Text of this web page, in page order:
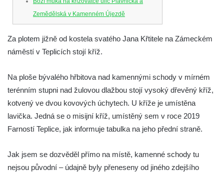
Zemědělská v Kamenném Újezdě
v Kamenném Újezdě
Kříž na křižovatce ulic 5. května a Dělnická
Kříž v Dělnické ulici v Kamenném Újezdě
Boží muka na křižovatce ulic Latrán a K
Malší ve Velešíně
Centrální kříž hřbitova ve Velešíně
Kříž u brány na hřbitov ve Velešíně
Za plotem jižně od kostela svatého Jana Křtitele na Zámeckém
náměstí v Teplicích stojí kříž.
Na ploše bývalého hřbitova nad kamennými schody v mírném
terénním stupni nad žulovou dlažbou stojí vysoký dřevěný kříž,
kotvený ve dvou kovových úchytech. U kříže je umístěna
lavička. Jedná se o misijní kříž, umístěný sem v roce 2019
Farností Teplice, jak informuje tabulka na jeho přední straně.
Jak jsem se dozvěděl přímo na místě, kamenné schody tu
nejsou původní – údajně byly přeneseny od jiného zdejšího